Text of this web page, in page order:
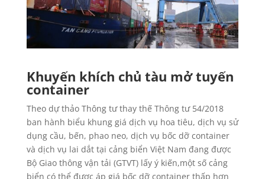
Khuyến khích chủ tàu mở tuyến
container
Theo dự thảo Thông tư thay thế Thông tư 54/2018
ban hành biểu khung giá dịch vụ hoa tiêu, dịch vụ sử
dụng cầu, bến, phao neo, dịch vụ bốc dỡ container
và dịch vụ lai dắt tại cảng biển Việt Nam đang được
Bộ Giao thông vận tải (GTVT) lấy ý kiến,một số cảng
biển có thể được áp giá bốc dỡ container thấp hơn